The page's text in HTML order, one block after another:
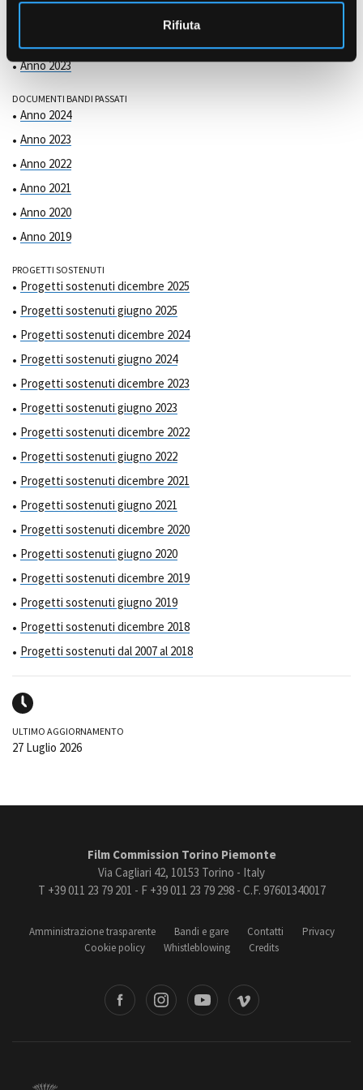
Rifiuta
Anno 2023
DOCUMENTI BANDI PASSATI
Anno 2024
Anno 2023
Anno 2022
Anno 2021
Anno 2020
Anno 2019
PROGETTI SOSTENUTI
Progetti sostenuti dicembre 2025
Progetti sostenuti giugno 2025
Progetti sostenuti dicembre 2024
Progetti sostenuti giugno 2024
Progetti sostenuti dicembre 2023
Progetti sostenuti giugno 2023
Progetti sostenuti dicembre 2022
Progetti sostenuti giugno 2022
Progetti sostenuti dicembre 2021
Progetti sostenuti giugno 2021
Progetti sostenuti dicembre 2020
Progetti sostenuti giugno 2020
Progetti sostenuti dicembre 2019
Progetti sostenuti giugno 2019
Progetti sostenuti dicembre 2018
Progetti sostenuti dal 2007 al 2018
ULTIMO AGGIORNAMENTO
27 Luglio 2026
Film Commission Torino Piemonte
Via Cagliari 42, 10153 Torino - Italy
T +39 011 23 79 201 - F +39 011 23 79 298 - C.F. 97601340017
Amministrazione trasparente Bandi e gare Contatti
Privacy
Cookie policy
Whistleblowing Credits
Vimeo